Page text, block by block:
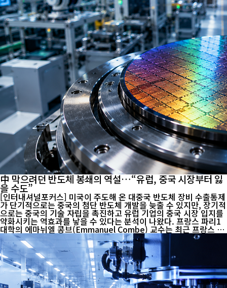
中 막으려던 반도체 봉쇄의 역설…“유럽, 중국 시장부터 잃
을 수도”
[인터내셔널포커스] 미국이 주도해 온 대중국 반도체 장비 수출통제
가 단기적으로는 중국의 첨단 반도체 개발을 늦출 수 있지만, 장기적
으로는 중국의 기술 자립을 촉진하고 유럽 기업의 중국 시장 입지를
약화시키는 역효과를 낳을 수 있다는 분석이 나왔다. 프랑스 파리1
대학의 에마뉘엘 콩브(Emmanuel Combe) 교수는 최근 프랑스 경
제지 《레제코(Les Echos)》 기고문에서 네덜란드 반도체 장비업
체 ASML과 중국의 노광장비 개발을 사례로 들어 첨단기술 수출통
제가 가져올 수 있는 ‘봉쇄의 역설’을 짚었다. ASML은 최첨단 반도
체 생산에 필수적인 극자외선(EUV) 노광장비 시장을 사실상 독점하
고 있으며 심자외선(DUV) 장비 분야에서도 압도적인 경쟁력을 갖고
있다. 이러한 기술력은 ASML 한 기업만의 성과라기보다 독일 자이